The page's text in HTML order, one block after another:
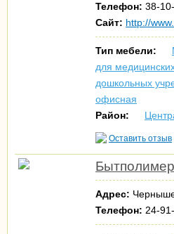
Телефон: 38-
Сайт: http://
Тип мебели:
для
дошкольных
офисная
Район:
Оставить отзыв
Адрес:
Телефон: 24-